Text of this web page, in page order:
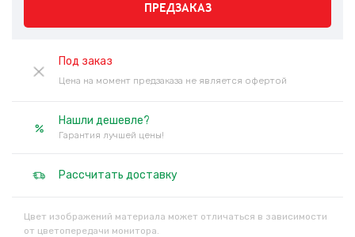
ПРЕДЗАКАЗ
Под заказ
Цена на момент предзаказа не является офертой
Нашли дешевле?
Гарантия лучшей цены!
Рассчитать доставку
Цвет изображений материала может отличаться в зависимости
от цветопередачи монитора.